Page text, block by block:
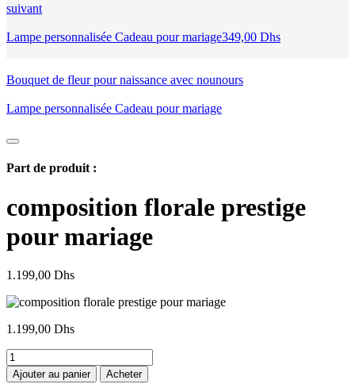
suivant
Lampe personnalisée Cadeau pour mariage349,00 Dhs
Bouquet de fleur pour naissance avec nounours
Lampe personnalisée Cadeau pour mariage
Part de produit :
composition florale prestige
pour mariage
1.199,00 Dhs
1.199,00 Dhs
quantité
deAjouter au panier Acheter